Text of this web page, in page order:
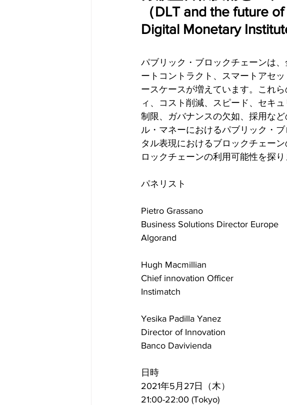
（DLT and the future
Digital Monetary
パブリック・ブロックチェーンは
ートコントラクト、スマートアセ
ースケースが増えています。これ
ィ、コスト削減、スピード、セキ
制限、ガバナンスの欠如、採用な
ル・マネーにおけるパブリック・
タル表現におけるブロックチェー
ロックチェーンの利用可能性を探り
パネリスト
Pietro Grassano
Business Solutions Director Europe
Algorand
Hugh Macmillian
Chief innovation Officer
Instimatch
Yesika Padilla Yanez
Director of Innovation
Banco Davivienda
日時
2021年5月27日（木）
21:00-22:00 (Tokyo)